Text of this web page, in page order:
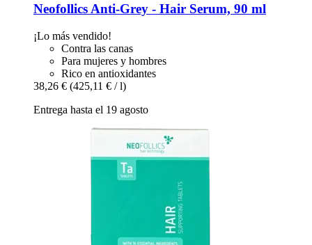
Neofollics Anti-​Grey -​ Hair Serum, 90 ml
¡Lo más vendido!
Contra las canas
Para mujeres y hombres
Rico en antioxidantes
38,26 € (425,11 € / l)
Entrega hasta el 19 agosto